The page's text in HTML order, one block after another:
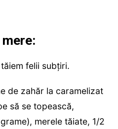
felii subțiri.
de zahăr la caramelizat
să se topească,
merele tăiate, 1/2